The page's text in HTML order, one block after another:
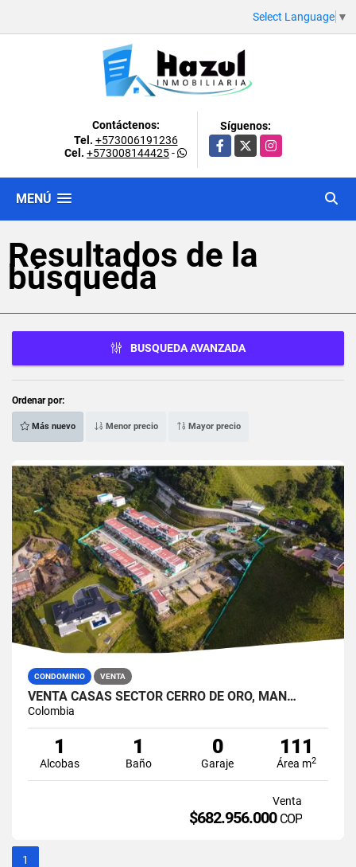
Select Language ▼
Contáctenos:
Tel. +573006191236
Cel. +573008144425-
Síguenos:
Facebook
X Instagram
MENÚ
Resultados de la
búsqueda
BUSQUEDA AVANZADA
Ordenar por:
Más nuevo Menor precio Mayor precio
CONDOMINIO VENTA
VENTA CASAS SECTOR CERRO DE ORO, MAN…
Colombia
1
Alcobas
1
Baño
0
Garaje
111
Área m2
Venta
$682.956.000 COP
1